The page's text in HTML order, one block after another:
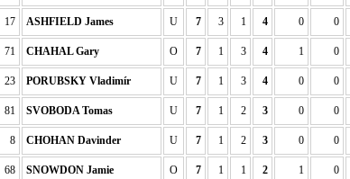
17 ASHFIELD James U 7 3 1 4 0 0
71 CHAHAL Gary O 7 1 3 4 1 0
23 PORUBSKY Vladimír U 7 1 3 4 0 0
81 SVOBODA Tomas U 7 1 2 3 0 0
8 CHOHAN Davinder U 7 1 2 3 0 0
68 SNOWDON Jamie O 7 1 1 2 1 0